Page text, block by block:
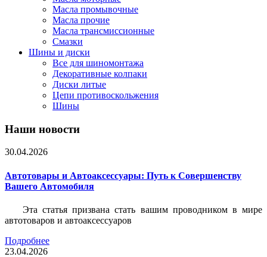
Масла промывочные
Масла прочие
Масла трансмиссионные
Смазки
Шины и диски
Все для шиномонтажа
Декоративные колпаки
Диски литые
Цепи противоскольжения
Шины
Наши новости
30.04.2026
Автотовары и Автоаксессуары: Путь к Совершенству
Вашего Автомобиля
Эта статья призвана стать вашим проводником в мире
автотоваров и автоаксессуаров
Подробнее
23.04.2026